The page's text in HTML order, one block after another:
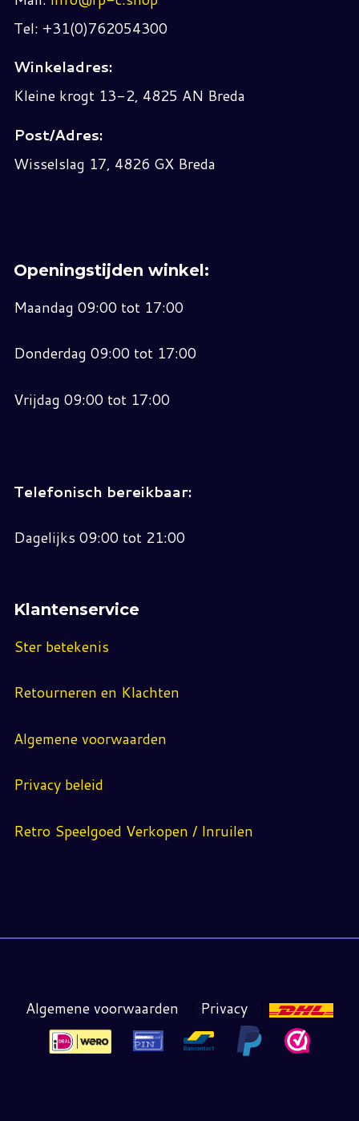
Tel: +31(0)762054300
Winkeladres:
Kleine krogt 13-2, 4825 AN Breda
Post/Adres:
Wisselslag 17, 4826 GX Breda
Openingstijden winkel:
Maandag 09:00 tot 17:00
Donderdag 09:00 tot 17:00
Vrijdag 09:00 tot 17:00
Telefonisch bereikbaar:
Dagelijks 09:00 tot 21:00
Klantenservice
Ster betekenis
Retourneren en Klachten
Algemene voorwaarden
Privacy beleid
Retro Speelgoed Verkopen / Inruilen
Algemene voorwaarden | Privacy |